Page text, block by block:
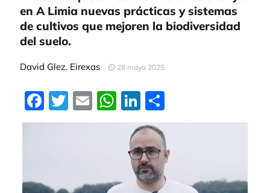
en A Limia nuevas prácticas y sistemas
de cultivos que mejoren la biodiversidad
del suelo.
David Glez. Eirexas 28 mayo 2025
Facebook
Twitter
EmailWhatsApp
LinkedIn
Compartir